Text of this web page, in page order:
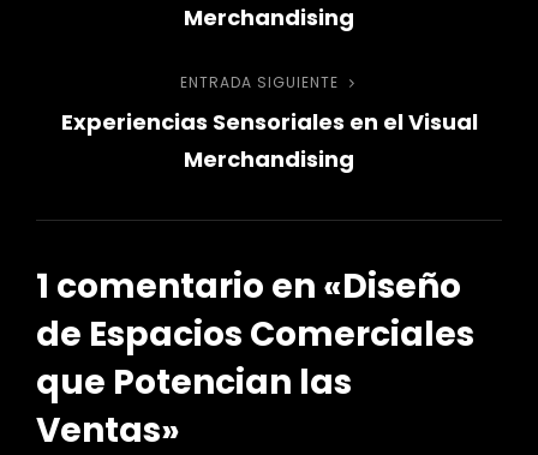
entradas
Merchandising
Entrada
siguiente
ENTRADA SIGUIENTE
Experiencias Sensoriales en el Visual
Merchandising
1 comentario en «Diseño
de Espacios Comerciales
que Potencian las
Ventas»